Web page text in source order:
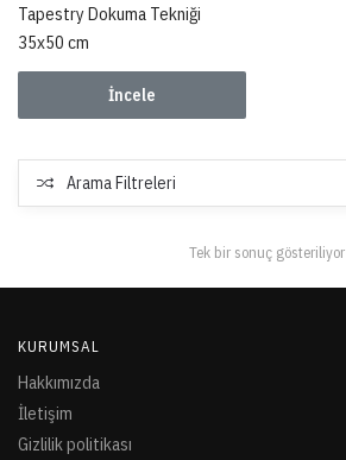
Tapestry Dokuma Tekniği
35x50 cm
İncele
Arama Filtreleri
Tek bir sonuç gösteriliyor
KURUMSAL
Hakkımızda
İletişim
Gizlilik politikası